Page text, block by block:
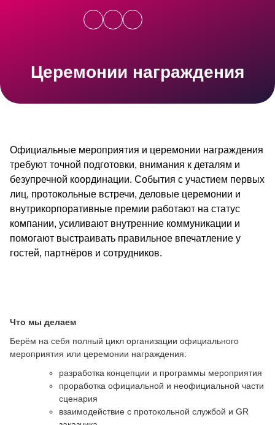
Церемонии награждения
Официальные мероприятия и церемонии награждения
требуют точной подготовки, внимания к деталям и
безупречной координации. События с участием первых
лиц, протокольные встречи, деловые церемонии и
внутрикорпоративные премии работают на статус
компании, усиливают внутренние коммуникации и
помогают выстраивать правильное впечатление у
гостей, партнёров и сотрудников.
Что мы делаем
Берём на себя полный цикл организации официального
мероприятия или церемонии награждения:
разработка концепции и программы мероприятия
проработка официальной и неофициальной части
сценария
взаимодействие с протокольной службой и GR